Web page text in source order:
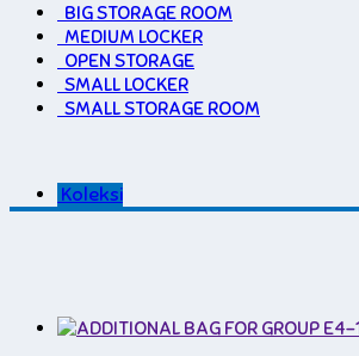
BIG STORAGE ROOM
MEDIUM LOCKER
OPEN STORAGE
SMALL LOCKER
SMALL STORAGE ROOM
Koleksi